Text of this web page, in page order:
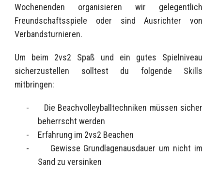
Wochenenden organisieren wir gelegentlich
Freundschaftsspiele oder sind Ausrichter von
Verbandsturnieren.
Um beim 2vs2 Spaß und ein gutes Spielniveau
sicherzustellen solltest du folgende Skills
mitbringen:
-
Die Beachvolleyballtechniken müssen sicher
beherrscht werden
-
Erfahrung im 2vs2 Beachen
-
Gewisse Grundlagenausdauer um nicht im
Sand zu versinken